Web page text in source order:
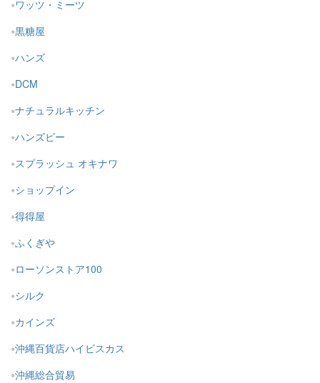
ワッツ・ミーツ
黒糖屋
ハンズ
DCM
ナチュラルキッチン
ハンズビー
スプラッシュ オキナワ
ショップイン
得得屋
ふくぎや
ローソンストア100
シルク
カインズ
沖縄百貨店ハイビスカス
沖縄総合貿易